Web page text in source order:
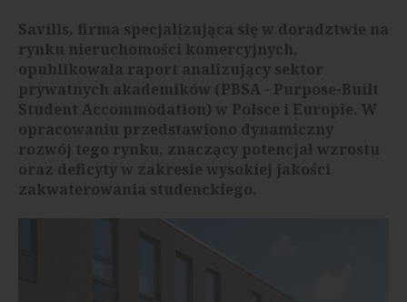
Savills, firma specjalizująca się w doradztwie na
rynku nieruchomości komercyjnych,
opublikowała raport analizujący sektor
prywatnych akademików (PBSA - Purpose-Built
Student Accommodation) w Polsce i Europie. W
opracowaniu przedstawiono dynamiczny
rozwój tego rynku, znaczący potencjał wzrostu
oraz deficyty w zakresie wysokiej jakości
zakwaterowania studenckiego.